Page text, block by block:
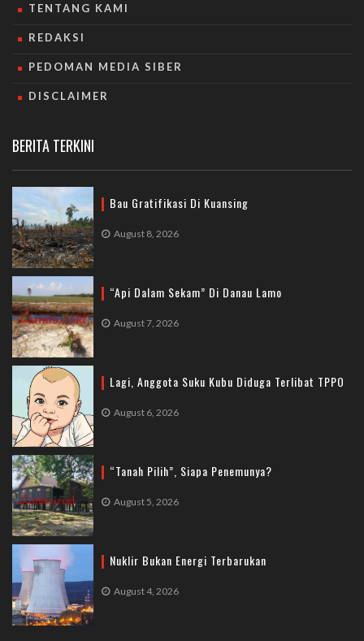
TENTANG KAMI
REDAKSI
PEDOMAN MEDIA SIBER
DISCLAIMER
BERITA TERKINI
Bau Gratifikasi Di Kuansing
August 8, 2026
“Api Dalam Sekam” Di Danau Lamo
August 7, 2026
Lagi, Anggota Suku Kubu Diduga Terlibat TPPO
August 6, 2026
“Tanah Pilih”, Siapa Penemunya?
August 5, 2026
Nuklir Bukan Energi Terbarukan
August 4, 2026